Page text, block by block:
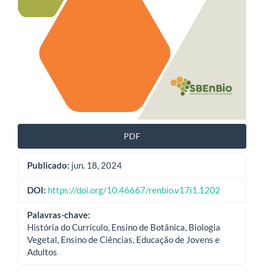
PDF
Publicado: jun. 18, 2024
DOI: https://doi.org/10.46667/renbio.v17i1.1202
Palavras-chave:
História do Currículo, Ensino de Botânica, Biologia
Vegetal, Ensino de Ciências, Educação de Jovens e
Adultos